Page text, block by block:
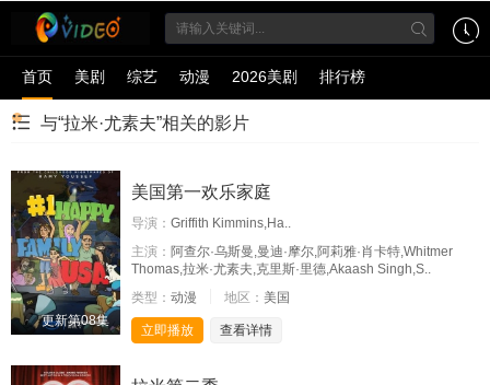
首页 美剧 综艺 动漫 2026美剧 排行榜
与“拉米·尤素夫”相关的影片
更新第08集
美国第一欢乐家庭
导演： Griffith Kimmins,Ha..
主演： 阿查尔·乌斯曼,曼迪·摩尔,阿莉雅·肖卡特,Whitmer
Thomas,拉米·尤素夫,克里斯·里德,Akaash Singh,S..
类型： 动漫 地区： 美国
立即播放 查看详情